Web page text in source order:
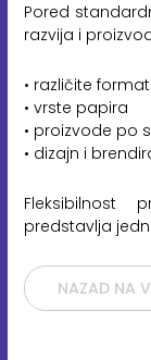
Pored
razvija i
• različite
• vrste papira
• proizvode po
• dizajn i
Fleksibilnost
predstavlja
NAZAD NA